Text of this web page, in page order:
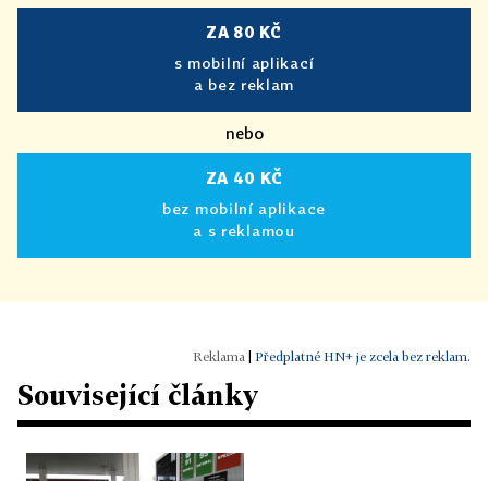
ZA 80 KČ
s mobilní aplikací
a bez reklam
nebo
ZA 40 KČ
bez mobilní aplikace
a s reklamou
Předplatné HN+ je zcela bez reklam.
Související články